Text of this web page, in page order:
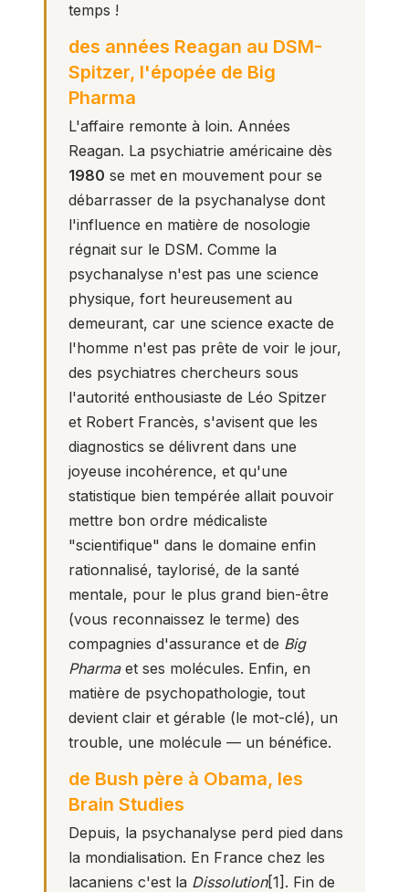
temps !
des années Reagan au DSM-
Spitzer, l'épopée de Big
Pharma
L'affaire remonte à loin. Années
Reagan. La psychiatrie américaine dès
1980 se met en mouvement pour se
débarrasser de la psychanalyse dont
l'influence en matière de nosologie
régnait sur le DSM. Comme la
psychanalyse n'est pas une science
physique, fort heureusement au
demeurant, car une science exacte de
l'homme n'est pas prête de voir le jour,
des psychiatres chercheurs sous
l'autorité enthousiaste de Léo Spitzer
et Robert Francès, s'avisent que les
diagnostics se délivrent dans une
joyeuse incohérence, et qu'une
statistique bien tempérée allait pouvoir
mettre bon ordre médicaliste
"scientifique" dans le domaine enfin
rationnalisé, taylorisé, de la santé
mentale, pour le plus grand bien-être
(vous reconnaissez le terme) des
compagnies d'assurance et de Big
Pharmaet ses molécules. Enfin, en
matière de psychopathologie, tout
devient clair et gérable (le mot-clé), un
trouble, une molécule — un bénéfice.
de Bush père à Obama, les
Brain Studies
Depuis, la psychanalyse perd pied dans
la mondialisation. En France chez les
lacaniens c'est la Dissolution[1] . Fin de